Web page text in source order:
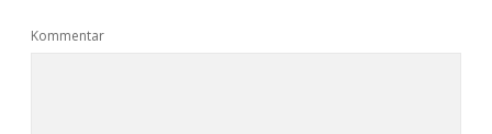
Kommentar